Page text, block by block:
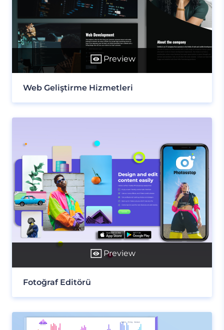
Preview
Web Geliştirme Hizmetleri
Preview
Fotoğraf Editörü